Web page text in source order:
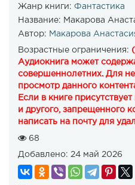
Жанр книги: Фантастика
Название: Макарова
Автор: Макарова
Возрастные ограничения:
Аудиокнига может
совершеннолетних. Для
просмотр данного
Если в книге
и другого, запрещенного
написать на почту для
68
Добавлено: 24 май 2026